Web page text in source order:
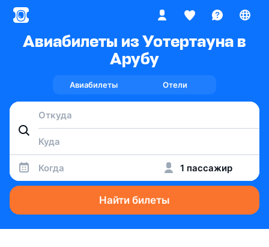
Авиабилеты из Уотертауна в
Арубу
Авиабилеты Отели
Когда 1 пассажир
Найти билеты